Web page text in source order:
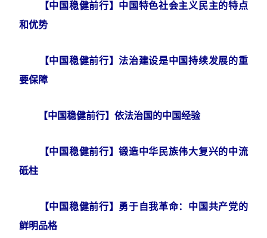
【中国稳健前行】中国特色社会主义民主的特点
和优势
【中国稳健前行】法治建设是中国持续发展的重
要保障
【中国稳健前行】依法治国的中国经验
【中国稳健前行】锻造中华民族伟大复兴的中流
砥柱
【中国稳健前行】勇于自我革命：中国共产党的
鲜明品格